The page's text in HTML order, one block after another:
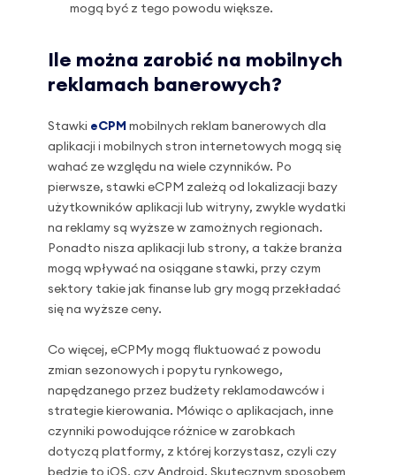
mogą być z tego powodu większe.
Ile można zarobić na mobilnych
reklamach banerowych?
Stawki eCPM mobilnych reklam banerowych dla
aplikacji i mobilnych stron internetowych mogą się
wahać ze względu na wiele czynników. Po
pierwsze, stawki eCPM zależą od lokalizacji bazy
użytkowników aplikacji lub witryny, zwykle wydatki
na reklamy są wyższe w zamożnych regionach.
Ponadto nisza aplikacji lub strony, a także branża
mogą wpływać na osiągane stawki, przy czym
sektory takie jak finanse lub gry mogą przekładać
się na wyższe ceny.
Co więcej, eCPMy mogą fluktuować z powodu
zmian sezonowych i popytu rynkowego,
napędzanego przez budżety reklamodawców i
strategie kierowania. Mówiąc o aplikacjach, inne
czynniki powodujące różnice w zarobkach
dotyczą platformy, z której korzystasz, czyli czy